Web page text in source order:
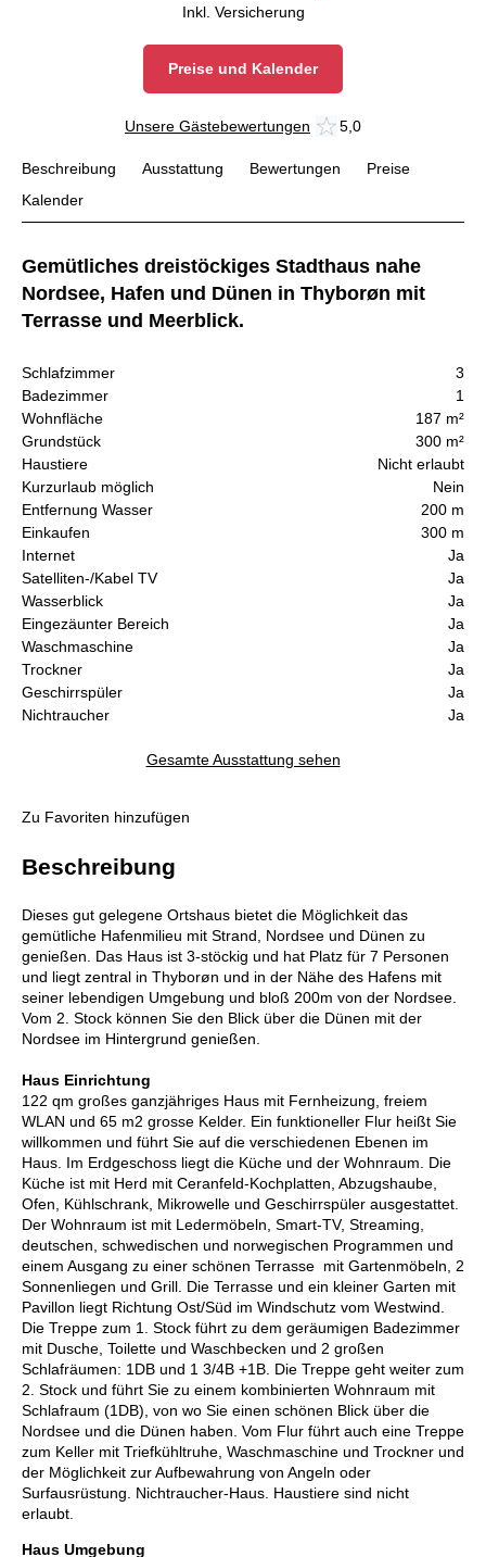
Inkl. Versicherung
Preise und Kalender
Unsere Gästebewertungen 5,0
Beschreibung Ausstattung Bewertungen
Preise
Kalender
Gemütliches dreistöckiges Stadthaus nahe
Nordsee, Hafen und Dünen in Thyborøn mit
Terrasse und Meerblick.
Schlafzimmer
3
Badezimmer
1
Wohnfläche
187 m²
Grundstück
300 m²
Haustiere
Nicht erlaubt
Kurzurlaub möglich
Nein
Entfernung Wasser
200 m
Einkaufen
300 m
Internet
Ja
Satelliten-/Kabel TV
Ja
Wasserblick
Ja
Eingezäunter Bereich
Ja
Waschmaschine
Ja
Trockner
Ja
Geschirrspüler
Ja
Nichtraucher
Ja
Gesamte Ausstattung sehen
Zu Favoriten hinzufügen
Beschreibung
Dieses gut gelegene Ortshaus bietet die Möglichkeit das
gemütliche Hafenmilieu mit Strand, Nordsee und Dünen zu
genießen. Das Haus ist 3-stöckig und hat Platz für 7 Personen
und liegt zentral in Thyborøn und in der Nähe des Hafens mit
seiner lebendigen Umgebung und bloß 200m von der Nordsee.
Vom 2. Stock können Sie den Blick über die Dünen mit der
Nordsee im Hintergrund genießen.
Haus Einrichtung
122 qm großes ganzjähriges Haus mit Fernheizung, freiem
WLAN und 65 m2 grosse Kelder. Ein funktioneller Flur heißt Sie
willkommen und führt Sie auf die verschiedenen Ebenen im
Haus. Im Erdgeschoss liegt die Küche und der Wohnraum. Die
Küche ist mit Herd mit Ceranfeld-Kochplatten, Abzugshaube,
Ofen, Kühlschrank, Mikrowelle und Geschirrspüler ausgestattet.
Der Wohnraum ist mit Ledermöbeln, Smart-TV, Streaming,
deutschen, schwedischen und norwegischen Programmen und
einem Ausgang zu einer schönen Terrasse mit Gartenmöbeln, 2
Sonnenliegen und Grill. Die Terrasse und ein kleiner Garten mit
Pavillon liegt Richtung Ost/Süd im Windschutz vom Westwind.
Die Treppe zum 1. Stock führt zu dem geräumigen Badezimmer
mit Dusche, Toilette und Waschbecken und 2 großen
Schlafräumen: 1DB und 1 3/4B +1B. Die Treppe geht weiter zum
2. Stock und führt Sie zu einem kombinierten Wohnraum mit
Schlafraum (1DB), von wo Sie einen schönen Blick über die
Nordsee und die Dünen haben. Vom Flur führt auch eine Treppe
zum Keller mit Triefkühltruhe, Waschmaschine und Trockner und
der Möglichkeit zur Aufbewahrung von Angeln oder
Surfausrüstung. Nichtraucher-Haus. Haustiere sind nicht
erlaubt.
Haus Umgebung